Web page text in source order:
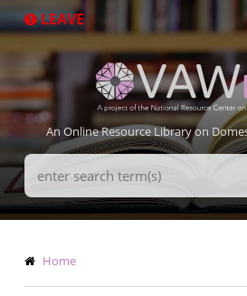
to
LEAVE
An Online Resource Library on
Search
Terms
Breadcrumb
Home